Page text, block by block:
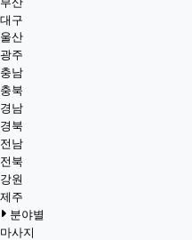
대구
울산
광주
충남
충북
경남
경북
전남
전북
강원
제주
분야별
마사지